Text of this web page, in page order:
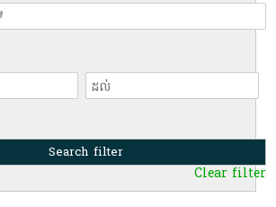
Clear filter